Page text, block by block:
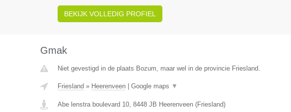
BEKIJK VOLLEDIG PROFIEL
Gmak
Niet gevestigd in de plaats Bozum, maar wel in de provincie Friesland.
Friesland » Heerenveen| Google maps ▼
Abe lenstra boulevard 10, 8448 JB Heerenveen(Friesland)